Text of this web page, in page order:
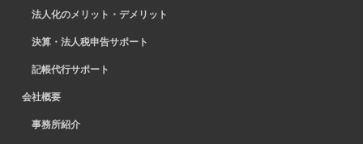
法人化のメリット・デメリット
決算・法人税申告サポート
記帳代行サポート
会社概要
事務所紹介